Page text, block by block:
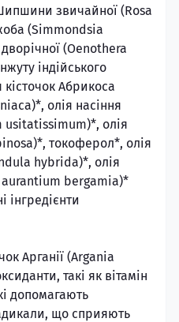
звичайної (Rosa
(Simmondsia
(Oenothera
індійського
Абрикоса
олія насіння
usitatissimum)*, олія
*, токоферол*, олія
hybrida)*, олія
аurantium bergamia)*
інгредієнти
Арганії (Argania
такі як вітамін
допомагають
що сприяють